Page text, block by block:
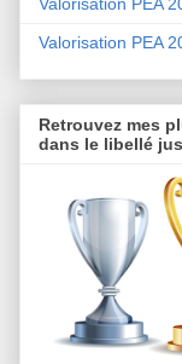
Valorisation PEA
Retrouvez mes
dans le libellé